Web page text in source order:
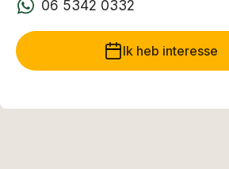
06 5342 0332
Ik heb interesse